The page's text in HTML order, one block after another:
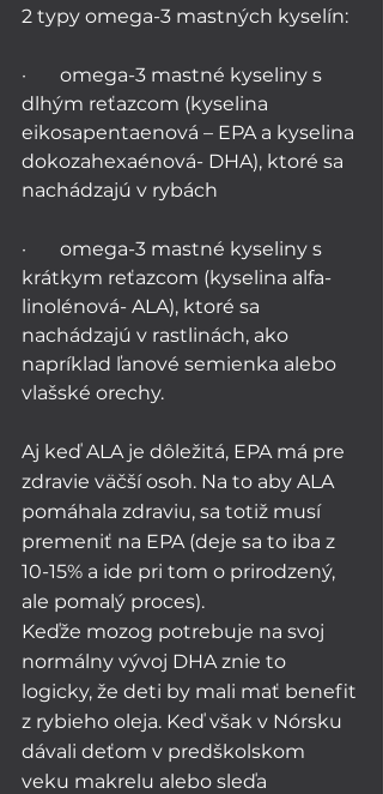
2 typy omega-3 mastných kyselín:
·       omega-3 mastné kyseliny s
dlhým reťazcom (kyselina
eikosapentaenová – EPA a kyselina
dokozahexaénová- DHA), ktoré sa
nachádzajú v rybách
·       omega-3 mastné kyseliny s
krátkym reťazcom (kyselina alfa-
linolénová- ALA), ktoré sa
nachádzajú v rastlinách, ako
napríklad ľanové semienka alebo
vlašské orechy.
Aj keď ALA je dôležitá, EPA má pre
zdravie väčší osoh. Na to aby ALA
pomáhala zdraviu, sa totiž musí
premeniť na EPA (deje sa to iba z
10-15% a ide pri tom o prirodzený,
ale pomalý proces).
Keďže mozog potrebuje na svoj
normálny vývoj DHA znie to
logicky, že deti by mali mať benefit
z rybieho oleja. Keď však v Nórsku
dávali deťom v predškolskom
veku makrelu alebo sleďa